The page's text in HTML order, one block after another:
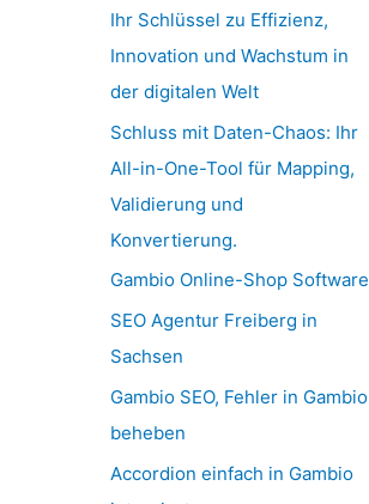
Ihr Schlüssel zu Effizienz,
Innovation und Wachstum in
der digitalen Welt
Schluss mit Daten-Chaos: Ihr
All-in-One-Tool für Mapping,
Validierung und
Konvertierung.
Gambio Online-Shop Software
SEO Agentur Freiberg in
Sachsen
Gambio SEO, Fehler in Gambio
beheben
Accordion einfach in Gambio